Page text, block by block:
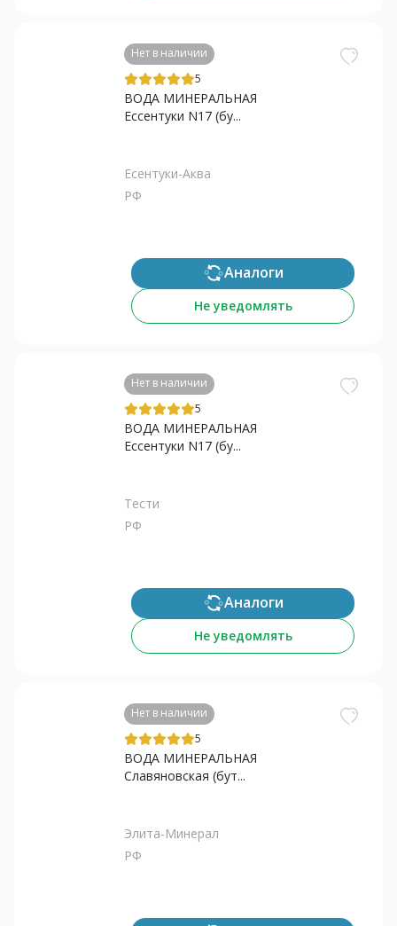
Нет в наличии
5
ВОДА МИНЕРАЛЬНАЯ
Ессентуки N17 (бу...
Есентуки-Аква
РФ
Аналоги
Не уведомлять
Нет в наличии
5
ВОДА МИНЕРАЛЬНАЯ
Ессентуки N17 (бу...
Тести
РФ
Аналоги
Не уведомлять
Нет в наличии
5
ВОДА МИНЕРАЛЬНАЯ
Славяновская (бут...
Элита-Минерал
РФ